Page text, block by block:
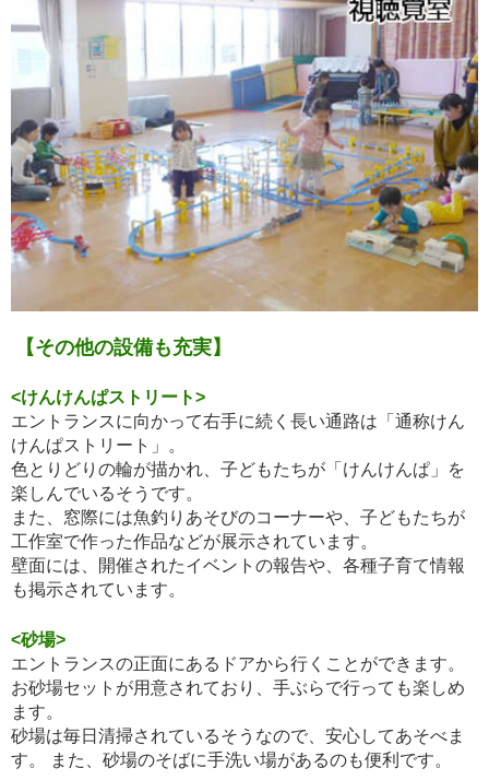
【その他の設備も充実】
<けんけんぱストリート>
エントランスに向かって右手に続く長い通路は「通称けん
けんぱストリート」。
色とりどりの輪が描かれ、子どもたちが「けんけんぱ」を
楽しんでいるそうです。
また、窓際には魚釣りあそびのコーナーや、子どもたちが
工作室で作った作品などが展示されています。
壁面には、開催されたイベントの報告や、各種子育て情報
も掲示されています。
<砂場>
エントランスの正面にあるドアから行くことができます。
お砂場セットが用意されており、手ぶらで行っても楽しめ
ます。
砂場は毎日清掃されているそうなので、安心してあそべま
す。 また、砂場のそばに手洗い場があるのも便利です。